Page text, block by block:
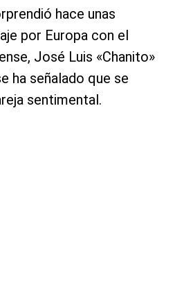
hace unas
por Europa con el
José Luis «Chanito»
ha señalado que se
sentimental.